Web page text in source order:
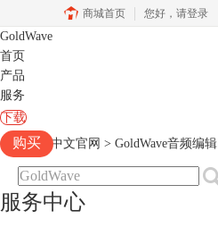
商城首页 您好， 请登录
GoldWave
首页
产品
服务
下载
购买
Goldwave中文官网 > GoldWave音频编辑
服务中心